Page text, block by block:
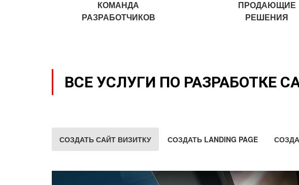
КОМАНДА
РАЗРАБОТЧИКОВ
ПРОДАЮЩИЕ
РЕШЕНИЯ
ВСЕ УСЛУГИ ПО РАЗРАБОТКЕ
СОЗДАТЬ САЙТ ВИЗИТКУ СОЗДАТЬ LANDING PAGE